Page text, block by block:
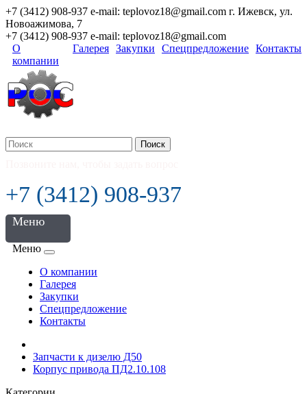
+7 (3412) 908-937 e-mail: teplovoz18@gmail.com г. Ижевск, ул.
Новоажимова, 7
+7 (3412) 908-937 e-mail: teplovoz18@gmail.com
О
компании
Галерея Закупки Спецпредложение Контакты
Поиск
+7 (3412) 908-937
Меню
Меню
О компании
Галерея
Закупки
Спецпредложение
Контакты
Запчасти к дизелю Д50
Корпус привода ПД2.10.108